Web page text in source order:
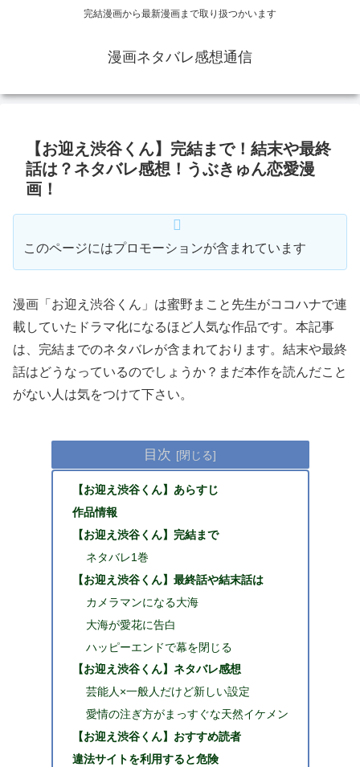
完結漫画から最新漫画まで取り扱つかいます
漫画ネタバレ感想通信
【お迎え渋谷くん】完結まで！結末や最終
話は？ネタバレ感想！うぶきゅん恋愛漫
画！
このページにはプロモーションが含まれています
漫画「お迎え渋谷くん」は蜜野まこと先生がココハナで連
載していたドラマ化になるほど人気な作品です。本記事
は、完結までのネタバレが含まれております。結末や最終
話はどうなっているのでしょうか？まだ本作を読んだこと
がない人は気をつけて下さい。
目次
【お迎え渋谷くん】あらすじ
作品情報
【お迎え渋谷くん】完結まで
ネタバレ1巻
【お迎え渋谷くん】最終話や結末話は
カメラマンになる大海
大海が愛花に告白
ハッピーエンドで幕を閉じる
【お迎え渋谷くん】ネタバレ感想
芸能人×一般人だけど新しい設定
愛情の注ぎ方がまっすぐな天然イケメン
【お迎え渋谷くん】おすすめ読者
違法サイトを利用すると危険